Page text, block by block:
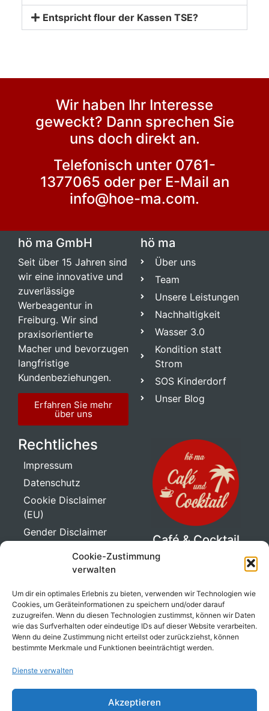
Cookie-Zustimmung
verwalten
Um dir ein optimales Erlebnis zu bieten, verwenden wir Technologien wie
Cookies, um Geräteinformationen zu speichern und/oder darauf
zuzugreifen. Wenn du diesen Technologien zustimmst, können wir Daten
wie das Surfverhalten oder eindeutige IDs auf dieser Website verarbeiten.
Wenn du deine Zustimmung nicht erteilst oder zurückziehst, können
bestimmte Merkmale und Funktionen beeinträchtigt werden.
Dienste verwalten
Akzeptieren
Entspricht flour der Kassen TSE?
Wir haben Ihr Interesse
geweckt? Dann sprechen Sie
uns doch direkt an.
Telefonisch unter 0761-
1377065 oder per E-Mail an
info@hoe-ma.com.
hö ma GmbH
Seit über 15 Jahren sind
wir eine innovative und
zuverlässige
Werbeagentur in
Freiburg. Wir sind
praxisorientierte
Macher und bevorzugen
langfristige
Kundenbeziehungen.
Erfahren Sie mehr
über uns
hö ma
Über uns
Team
Unsere Leistungen
Nachhaltigkeit
Wasser 3.0
Kondition statt
Strom
SOS Kinderdorf
Unser Blog
Rechtliches
Impressum
Datenschutz
Cookie Disclaimer
(EU)
Gender Disclaimer
Café & Cocktail
Genuss auf drei
Unsere liebevoll
umgebaute Ape bringt
den perfekten Mix aus
italienischem Charme,
Bar-Feeling und